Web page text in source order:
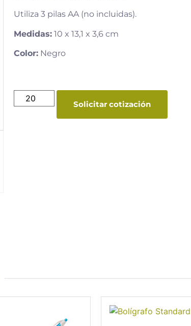
Utiliza 3 pilas AA (no incluidas).
Medidas: 10 x 13,1 x 3,6 cm
Color: Negro
Solicitar cotización